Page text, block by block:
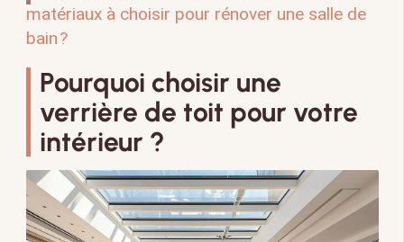
matériaux à choisir pour rénover une salle de
bain ?
Pourquoi choisir une
verrière de toit pour votre
intérieur ?